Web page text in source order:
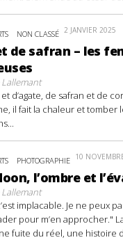
NON CLASSÉ 2 JANVIER 2025
de safran – les
et d’agate, de safran et de
il fait la chaleur et tomber
PHOTOGRAPHIE 10
l’ombre et
implacable. Je ne peux
pour m’en approcher."
fuite du réel, une histoire